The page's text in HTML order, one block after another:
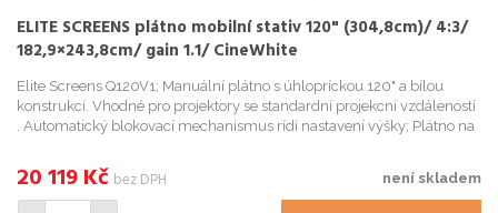
ELITE SCREENS plátno mobilní stativ 120" (304,8cm)/ 4:3/
182,9×243,8cm/ gain 1.1/ CineWhite
Elite Screens Q120V1; Manuální plátno s úhlopríckou 120" a bílou
konstrukcí. Vhodné pro projektory se standardní projekcní vzdáleností
. Automatický blokovací mechanismus rídí nastavení výšky; Plátno na
není skladem
20 119Kč bez DPH